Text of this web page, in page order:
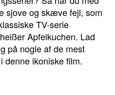
sjove og skæve fejl, som
TV-serie
Apfelkuchen. Lad
på nogle af de mest
denne ikoniske film.